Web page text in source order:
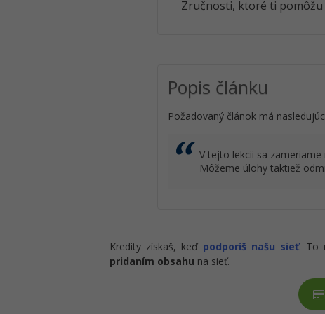
Zručnosti, ktoré ti pomôžu
Popis článku
Požadovaný článok má
V tejto lekcii sa
Môžeme úlohy taktiež
Kredity získaš, keď podporíš našu sieť. To
pridaním obsahu na sieť.